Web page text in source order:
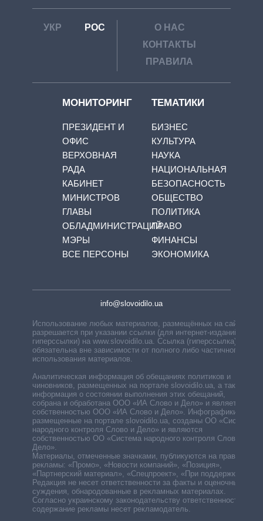
УКР РОС
О НАС
КОНТАКТЫ
ПРАВИЛА
МОНИТОРИНГ
ПРЕЗИДЕНТ И
ОФИС
ВЕРХОВНАЯ
РАДА
КАБИНЕТ
МИНИСТРОВ
ГЛАВЫ
ОБЛАДМИНИСТРАЦИЙ
МЭРЫ
ВСЕ ПЕРСОНЫ
ТЕМАТИКИ
БИЗНЕС
КУЛЬТУРА
НАУКА
НАЦИОНАЛЬНАЯ
БЕЗОПАСНОСТЬ
ОБЩЕСТВО
ПОЛИТИКА
ПРАВО
ФИНАНСЫ
ЭКОНОМИКА
info@slovoidilo.ua
Использование любых материалов, размещённых на сайте,
разрешается при указании ссылки (для интернет-изданий —
гиперссылки) на www.slovoidilo.ua. Ссылка (гиперссылка)
обязательна вне зависимости от полного либо частичного
использования материалов.
Аналитическая информация об обещаниях политиков и
чиновников, размещенных на портале slovoidilo.ua, а также
информация о состоянии выполнения этих обещаний,
собрана и обработана ООО «ИА Слово и Дело» и является
собственностью ООО «ИА Слово и Дело». Инфографики,
размещенные на портале slovoidilo.ua, созданы ОО «Система
народного контроля Слово и Дело» и являются
собственностью ОО «Система народного контроля Слово и
Дело».
Материалы, отмеченные значками, публикуются на правах
рекламы: «Промо», «Новости компаний», «Позиция»,
«Партнерский материал», «Спецпроект», «При поддержке».
Редакция не несет ответственности за факты и оценочные
суждения, обнародованные в рекламных материалах.
Согласно украинскому законодательству ответственность за
содержание рекламы несет рекламодатель.